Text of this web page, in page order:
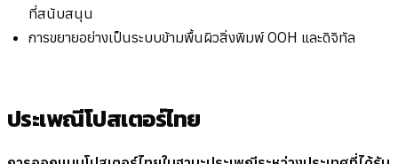
ที่สนับสนุน
การขยายอย่างเป็นระบบข้ามพื้นผิวสิ่งพิมพ์ OOH และดิจิทัล
ประเพณีโปสเตอร์ไทย